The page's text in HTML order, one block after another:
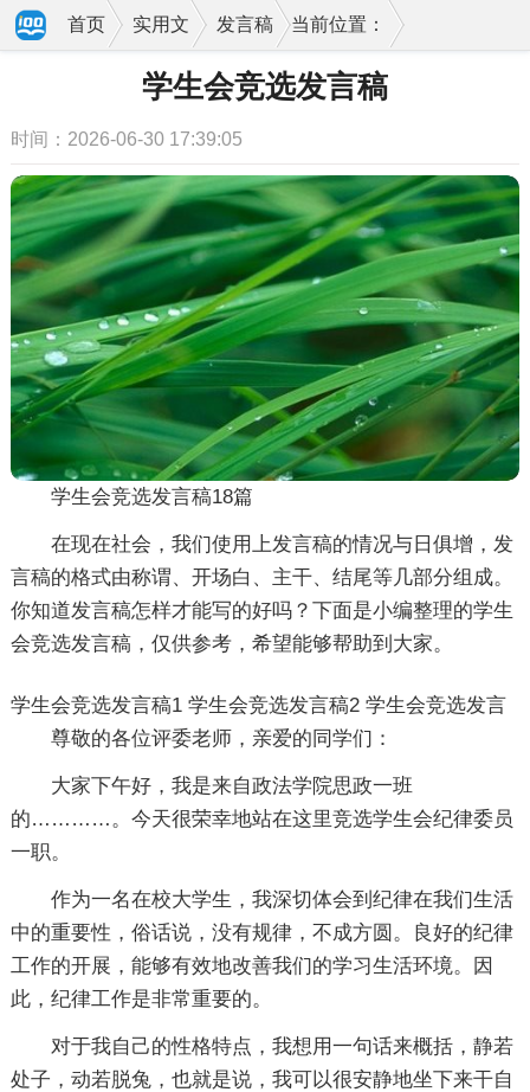
当前位置：
首页 实用文 发言稿
学生会竞选发言稿
时间：2026-06-30 17:39:05
学生会竞选发言稿18篇
在现在社会，我们使用上发言稿的情况与日俱增，发
言稿的格式由称谓、开场白、主干、结尾等几部分组成。
你知道发言稿怎样才能写的好吗？下面是小编整理的学生
会竞选发言稿，仅供参考，希望能够帮助到大家。
学生会竞选发言稿1
尊敬的各位评委老师，亲爱的同学们：
大家下午好，我是来自政法学院思政一班
的…………。今天很荣幸地站在这里竞选学生会纪律委员
一职。
作为一名在校大学生，我深切体会到纪律在我们生活
中的重要性，俗话说，没有规律，不成方圆。良好的纪律
工作的开展，能够有效地改善我们的学习生活环境。因
此，纪律工作是非常重要的。
对于我自己的性格特点，我想用一句话来概括，静若
处子，动若脱兔，也就是说，我可以很安静地坐下来干自
学生会竞选发言稿2 学生会竞选发言